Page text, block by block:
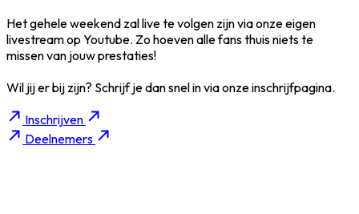
Het gehele weekend zal live te volgen zijn via onze eigen
livestream op Youtube. Zo hoeven alle fans thuis niets te
missen van jouw prestaties!
Wil jij er bij zijn? Schrijf je dan snel in via onze inschrijfpagina.
Inschrijven
Deelnemers